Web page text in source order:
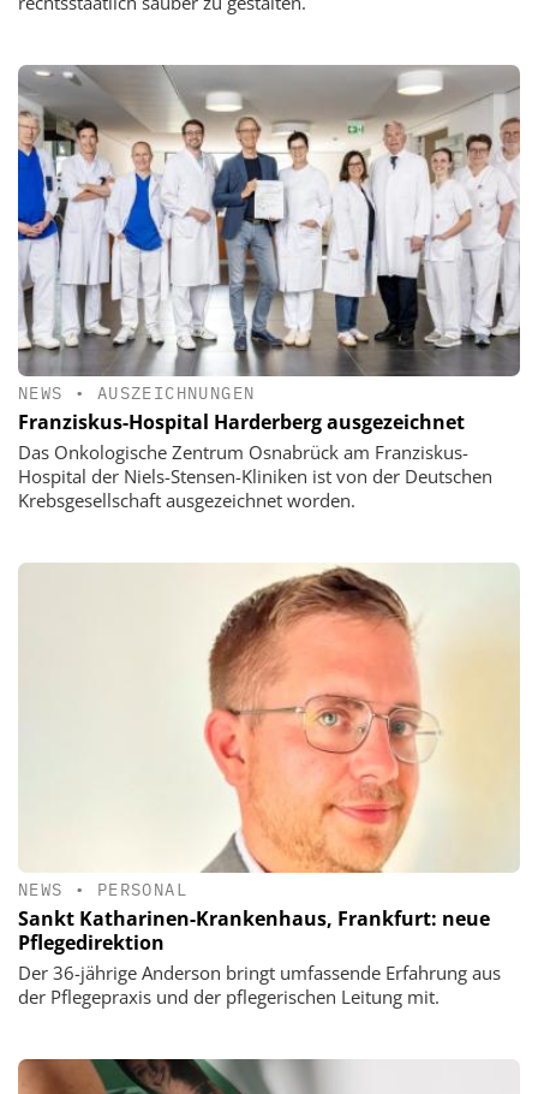
NEWS • AUSZEICHNUNGEN
Franziskus-Hospital Harderberg ausgezeichnet
Das Onkologische Zentrum Osnabrück am Franziskus-
Hospital der Niels-Stensen-Kliniken ist von der Deutschen
Krebsgesellschaft ausgezeichnet worden.
NEWS • PERSONAL
Sankt Katharinen-Krankenhaus, Frankfurt: neue
Pflegedirektion
Der 36-jährige Anderson bringt umfassende Erfahrung aus
der Pflegepraxis und der pflegerischen Leitung mit.